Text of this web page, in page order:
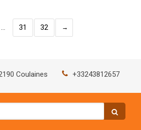
… 31 32
Coulaines +33243812657